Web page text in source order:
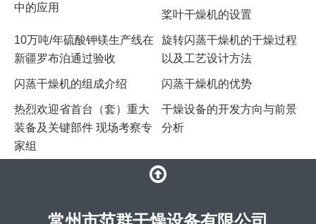
中的应用
桨叶干燥机的设置
10万吨/年硫酸钾镁生产线在
新疆罗布泊通过验收
旋转闪蒸干燥机的干燥过程
以及工艺设计方法
​闪蒸干燥机的组成介绍 闪蒸干燥机的优势
热烈欢迎省首台（套）重大
装备及关键部件 现场考察专
家组
干燥设备的开发方向与前景
分析